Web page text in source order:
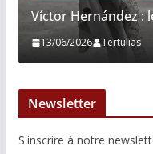
Víctor Hernández :
13/06/2026 Tertulias
Newsletter
S'inscrire à notre